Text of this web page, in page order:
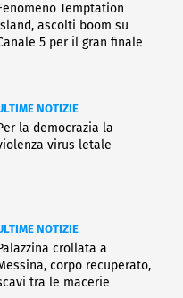
Temptation
ascolti boom su
5 per il gran finale
NOTIZIE
la democrazia la
virus letale
NOTIZIE
crollata a
corpo recuperato,
tra le macerie